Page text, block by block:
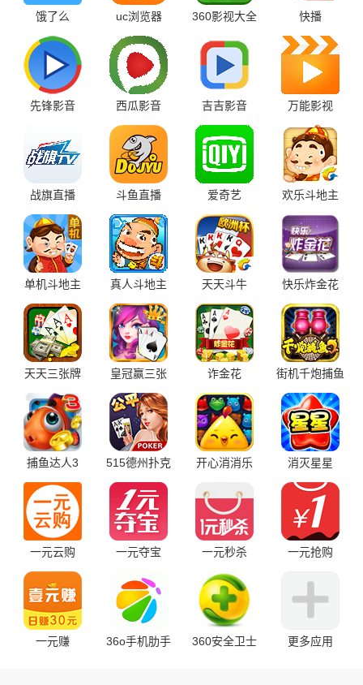
饿了么 uc浏览器 360影视大全 快播
先锋影音 西瓜影音 吉吉影音 万能影视
战旗直播 斗鱼直播 爱奇艺 欢乐斗地主
单机斗地主 真人斗地主 天天斗牛 快乐炸金花
天天三张牌 皇冠赢三张 诈金花 街机千炮捕鱼
捕鱼达人3 515德州扑克 开心消消乐 消灭星星
一元云购 一元夺宝 一元秒杀 一元抢购
一元赚 36o手机肋手 360安全卫士 更多应用